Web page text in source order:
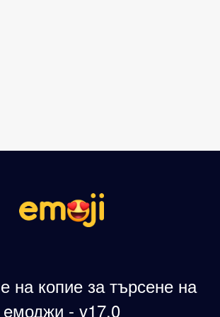
на копие за търсене на
eмоджи - v17.0